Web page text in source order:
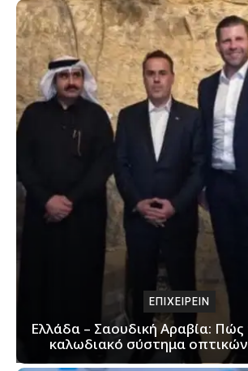
ΕΠΙΧΕΙΡΕΙΝ
Ελλάδα – Σαουδική Αραβία:
καλωδιακό σύστημα οπτικών